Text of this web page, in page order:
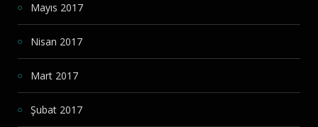
Mayıs 2017
Nisan 2017
Mart 2017
Şubat 2017